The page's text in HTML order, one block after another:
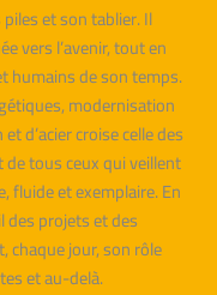
et son tablier. Il
vers l’avenir, tout en
humains de son temps.
modernisation
d’acier croise celle des
tous ceux qui veillent
fluide et exemplaire. En
des projets et des
chaque jour, son rôle
et au-delà.